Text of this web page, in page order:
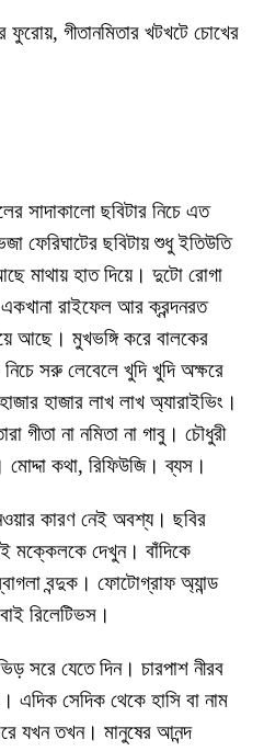
ফুরোয়, গীতানমিতার খটখটে চোখের
সাদাকালো ছবিটার নিচে এত
ফেরিঘাটের ছবিটায় শুধু ইতিউতি
মাথায় হাত দিয়ে। দুটো রোগা
রাইফেল আর ক্রন্দনরত
আছে। মুখভঙ্গি করে বালকের
সরু লেবেলে খুদি খুদি অক্ষরে
হাজার লাখ লাখ অ্যারাইভিং।
গীতা না নমিতা না গাবু। চৌধুরী
কথা, রিফিউজি। ব্যস।
কারণ নেই অবশ্য। ছবির
মক্কেলকে দেখুন। বাঁদিকে
বন্দুক। ফোটোগ্রাফ অ্যান্ড
রিলেটিভস।
সরে যেতে দিন। চারপাশ নীরব
এদিক সেদিক থেকে হাসি বা নাম
যখন তখন। মানুষের আনন্দ